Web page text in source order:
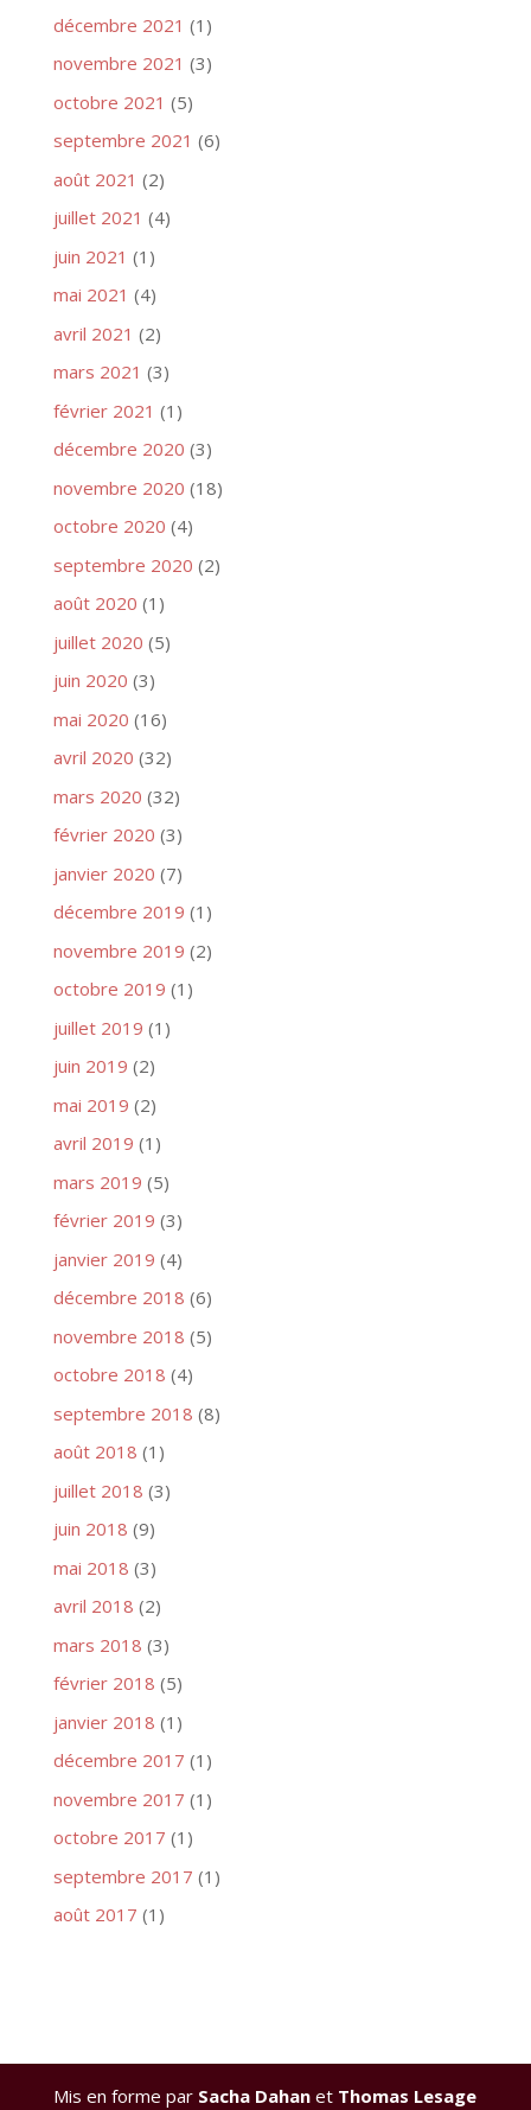
décembre 2021 (1)
novembre 2021 (3)
octobre 2021 (5)
septembre 2021 (6)
août 2021 (2)
juillet 2021 (4)
juin 2021 (1)
mai 2021 (4)
avril 2021 (2)
mars 2021 (3)
février 2021 (1)
décembre 2020 (3)
novembre 2020 (18)
octobre 2020 (4)
septembre 2020 (2)
août 2020 (1)
juillet 2020 (5)
juin 2020 (3)
mai 2020 (16)
avril 2020 (32)
mars 2020 (32)
février 2020 (3)
janvier 2020 (7)
décembre 2019 (1)
novembre 2019 (2)
octobre 2019 (1)
juillet 2019 (1)
juin 2019 (2)
mai 2019 (2)
avril 2019 (1)
mars 2019 (5)
février 2019 (3)
janvier 2019 (4)
décembre 2018 (6)
novembre 2018 (5)
octobre 2018 (4)
septembre 2018 (8)
août 2018 (1)
juillet 2018 (3)
juin 2018 (9)
mai 2018 (3)
avril 2018 (2)
mars 2018 (3)
février 2018 (5)
janvier 2018 (1)
décembre 2017 (1)
novembre 2017 (1)
octobre 2017 (1)
septembre 2017 (1)
août 2017 (1)
Mis en forme par Sacha Dahan et Thomas Lesage